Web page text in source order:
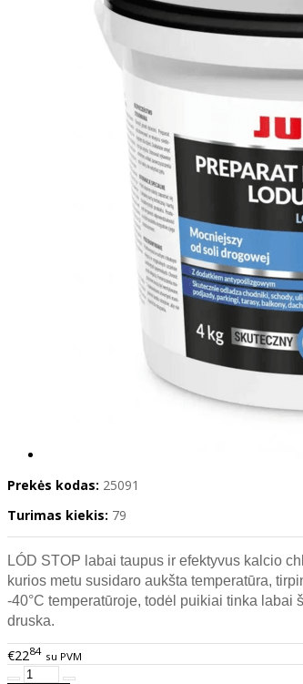
Prekės kodas: 25091
Turimas kiekis: 79
LÓD STOP labai taupus ir efektyvus kalcio
kurios metu susidaro aukšta temperatūra,
-40°C temperatūroje, todėl puikiai tinka
druska.
€2284 su PVM